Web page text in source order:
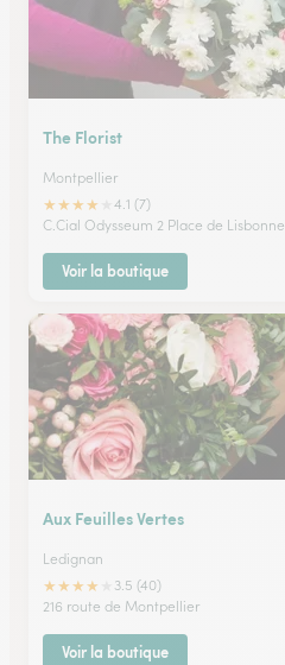
The Florist
Montpellier
★★★★
4.1 (7)
C.Cial Odysseum 2 Place de Lisbonne
Voir la boutique
Aux Feuilles Vertes
Ledignan
★★★★
3.5 (40)
216 route de Montpellier
Voir la boutique